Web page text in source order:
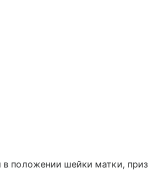
в положении шейки матки,